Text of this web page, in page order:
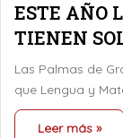
ESTE AÑO
TIENEN
Las Palmas de
que Lengua y
Leer más »